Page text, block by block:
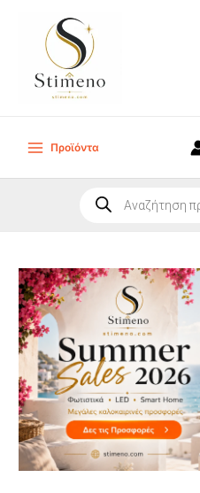
περιεχόμενο
Main
Προϊόντα
search